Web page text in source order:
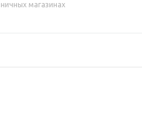
магазинах